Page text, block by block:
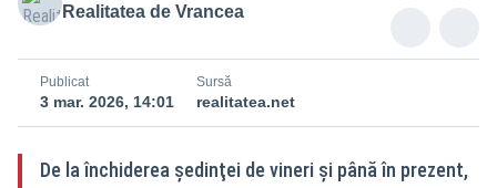
Realitatea de Vrancea
Publicat
3 mar. 2026, 14:01
Sursă
realitatea.net
De la închiderea şedinţei de vineri şi până în prezent,